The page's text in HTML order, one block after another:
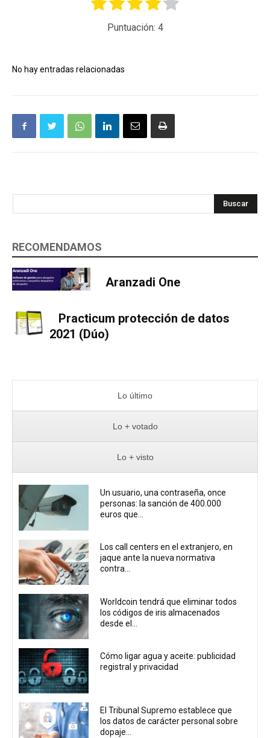
Puntuación: 4
No hay entradas relacionadas
Buscar
RECOMENDAMOS
Aranzadi One
Practicum protección de datos
2021 (Dúo)
Lo último
Lo + votado
Lo + visto
Un usuario, una contraseña, once
personas: la sanción de 400.000
euros que...
Los call centers en el extranjero, en
jaque ante la nueva normativa
contra...
Worldcoin tendrá que eliminar todos
los códigos de iris almacenados
desde el...
Cómo ligar agua y aceite: publicidad
registral y privacidad
El Tribunal Supremo establece que
los datos de carácter personal sobre
dopaje...